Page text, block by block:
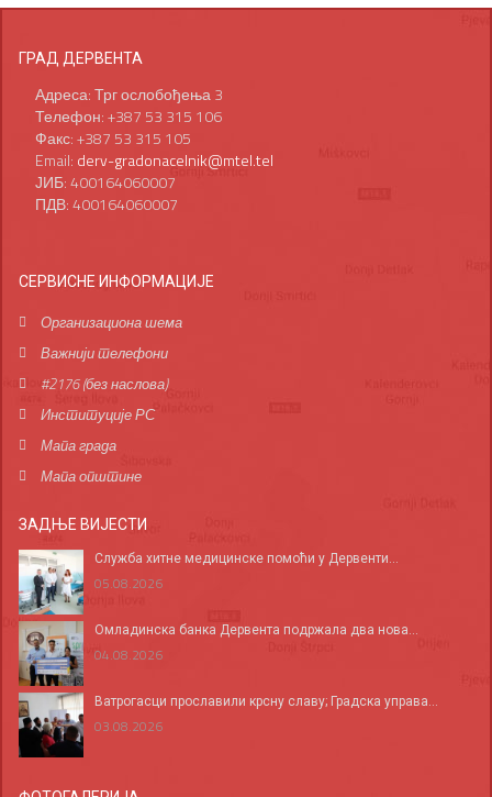
ГРАД ДЕРВЕНТА
Адреса: Трг ослобођења 3
Телефон: +387 53 315 106
Факс: +387 53 315 105
Email: derv-gradonacelnik@mtel.tel
ЈИБ: 400164060007
ПДВ: 400164060007
СЕРВИСНЕ ИНФОРМАЦИЈЕ
Организациона шема
Важнији телефони
#2176 (без наслова)
Институције РС
Мапа града
Мапа општине
ЗАДЊЕ ВИЈЕСТИ
Служба хитне медицинске помоћи у Дервенти...
05.08.2026
Омладинска банка Дервента подржала два нова...
04.08.2026
Ватрогасци прославили крсну славу; Градска управа...
03.08.2026